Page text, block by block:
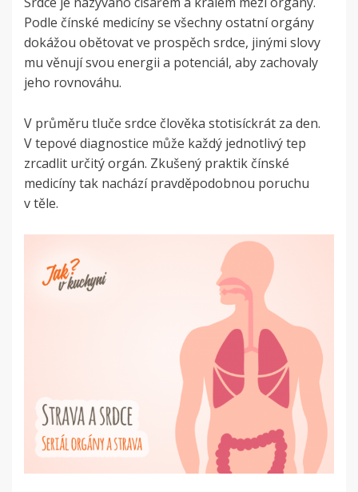
Podle čínské medicíny se všechny ostatní orgány
dokážou obětovat ve prospěch srdce, jinými slovy
mu věnují svou energii a potenciál, aby zachovaly
jeho rovnováhu.
V průměru tluče srdce člověka stotisíckrát za den.
V tepové diagnostice může každý jednotlivý tep
zrcadlit určitý orgán. Zkušený praktik čínské
medicíny tak nachází pravděpodobnou poruchu
v těle.